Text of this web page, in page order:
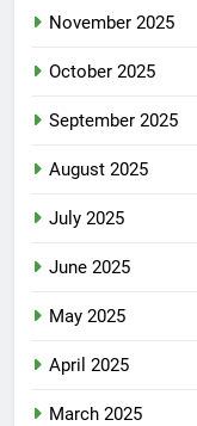
November 2025
October 2025
September 2025
August 2025
July 2025
June 2025
May 2025
April 2025
March 2025